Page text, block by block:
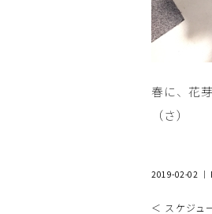
春に、花
（さ）
2019-02-02 ｜
＜ スケジュ